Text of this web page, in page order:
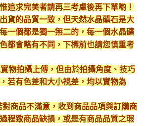
追求完美者請再三考慮後再下單喲！
貨的品質一致，但天然水晶礦石是大
一個都是獨一無二的，每一個水晶礦
都會略有不同，下標前也請您慎重考
物拍攝上傳，但由於拍攝角度、技巧
若有色差和大小視差，均以實物為
商品不滿意，收到商品品項與訂購商
程致商品缺損，或是有商品品質之瑕